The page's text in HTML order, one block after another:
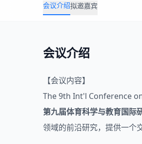
会议介绍拟邀嘉宾
会议介绍
【会议内容】
The 9th Int'l Conference
第九届体育科学与教育国际
领域的前沿研究，提供一个